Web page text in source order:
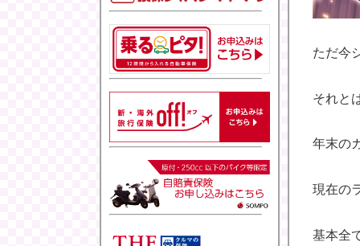
ただ今
それと
年末の
現在の
基本全